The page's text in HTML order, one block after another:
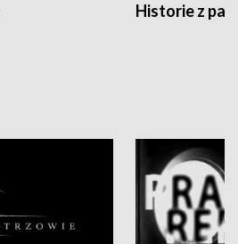
Historie z